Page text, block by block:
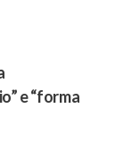
e “forma